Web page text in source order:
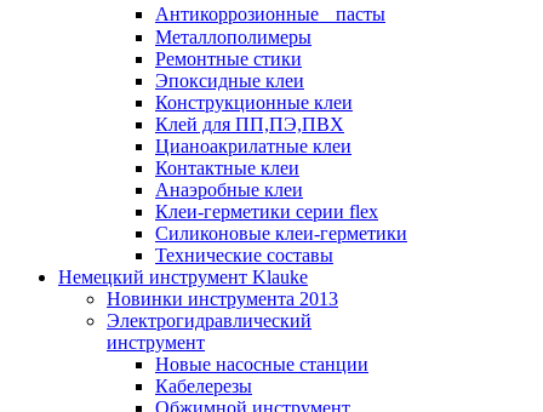
Антикоррозионные пасты
Металлополимеры
Ремонтные стики
Эпоксидные клеи
Конструкционные клеи
Клей для ПП,ПЭ,ПВХ
Цианоакрилатные клеи
Контактные клеи
Анаэробные клеи
Клеи-герметики серии flex
Силиконовые клеи-герметики
Технические составы
Немецкий инструмент Klauke
Новинки инструмента 2013
Электрогидравлический
инструмент
Новые насосные станции
Кабелерезы
Обжимной инструмент